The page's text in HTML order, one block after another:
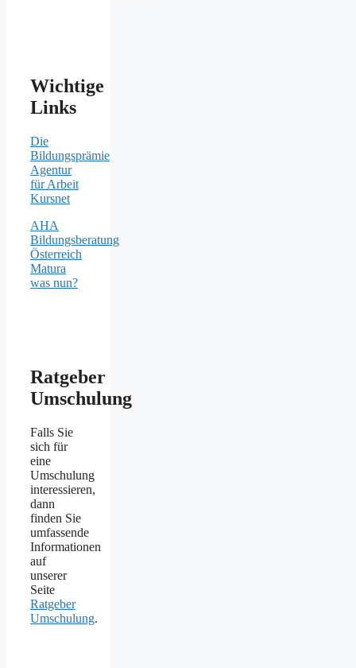
Wichtige
Links
Die
Bildungsprämie
Agentur
für Arbeit
Kursnet
AHA
Bildungsberatung
Österreich
Matura
was nun?
Ratgeber
Umschulung
Falls Sie
sich für
eine
Umschulung
interessieren,
dann
finden Sie
umfassende
Informationen
auf
unserer
Seite
Ratgeber
Umschulung.